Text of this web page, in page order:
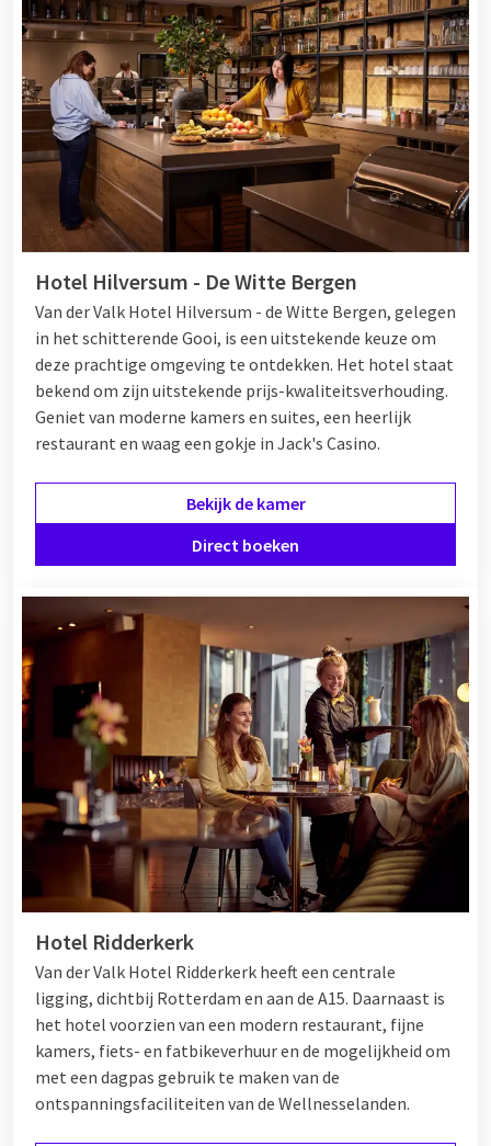
Hotel Hilversum - De Witte Bergen
Van der Valk Hotel Hilversum - de Witte Bergen, gelegen
in het schitterende Gooi, is een uitstekende keuze om
deze prachtige omgeving te ontdekken. Het hotel staat
bekend om zijn uitstekende prijs-kwaliteitsverhouding.
Geniet van moderne kamers en suites, een heerlijk
restaurant en waag een gokje in Jack's Casino.
Bekijk de kamer
Direct boeken
Hotel Ridderkerk
Van der Valk Hotel Ridderkerk heeft een centrale
ligging, dichtbij Rotterdam en aan de A15. Daarnaast is
het hotel voorzien van een modern restaurant, fijne
kamers, fiets- en fatbikeverhuur en de mogelijkheid om
met een dagpas gebruik te maken van de
ontspanningsfaciliteiten van de Wellnesselanden.